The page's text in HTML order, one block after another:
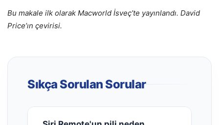
Bu makale ilk olarak Macworld İsveç’te yayınlandı. David
Price’ın çevirisi.
Sıkça Sorulan Sorular